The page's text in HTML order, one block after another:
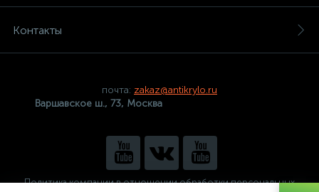
Контакты
почта: zakaz@antikrylo.ru
Варшавское ш., 73, Москва
Политика компании в отношении обработки персональных